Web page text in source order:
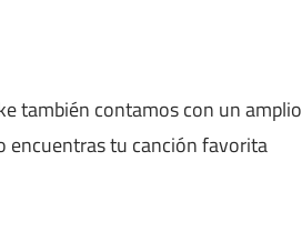
también contamos con un amplio
encuentras tu canción favorita